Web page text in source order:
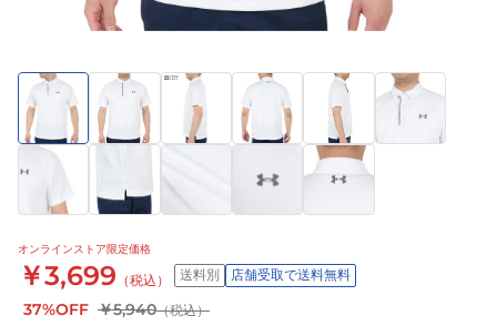
オンラインストア限定価格
￥3,699 （税込） 送料別 店舗受取で送料無料
37%OFF ￥5,940（税込）